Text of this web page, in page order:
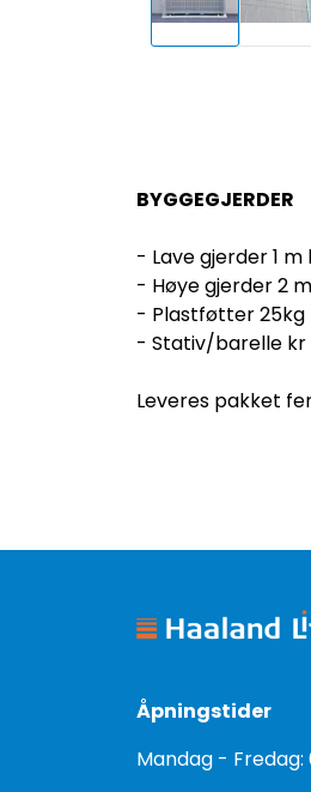
BYGGEGJERDER
- Lave gjerder 1 m
- Høye gjerder 2
- Plastføtter 25kg
- Stativ/barelle kr
Leveres pakket
Åpningstider
Mandag - Fredag: